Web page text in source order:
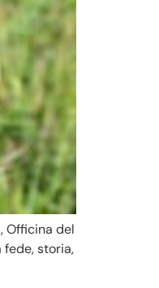
Officina del
fede, storia,